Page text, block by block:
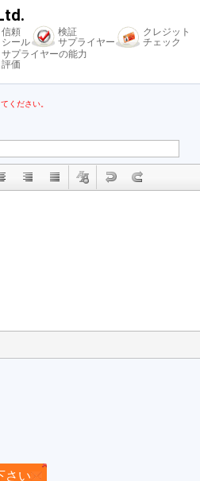
信頼
シール
検証
サプライヤー
クレジット
チェック
サプライヤーの能力
評価
ください。